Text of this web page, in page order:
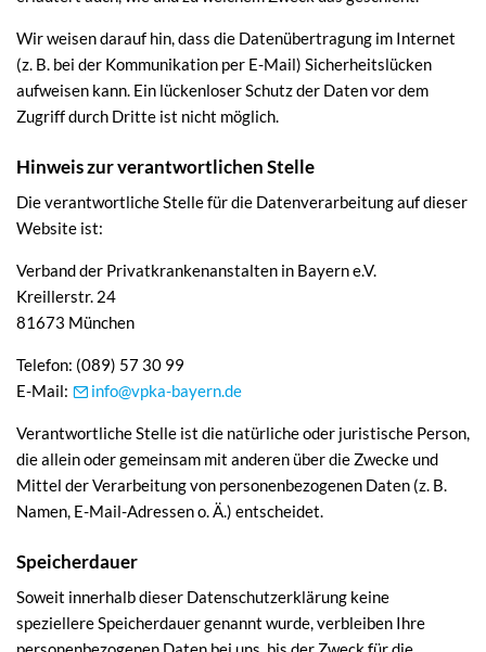
Wir weisen darauf hin, dass die Datenübertragung im Internet
(z. B. bei der Kommunikation per E-Mail) Sicherheitslücken
aufweisen kann. Ein lückenloser Schutz der Daten vor dem
Zugriff durch Dritte ist nicht möglich.
Hinweis zur verantwortlichen Stelle
Die verantwortliche Stelle für die Datenverarbeitung auf dieser
Website ist:
Verband der Privatkrankenanstalten in Bayern e.V.
Kreillerstr. 24
81673 München
Telefon: (089) 57 30 99
E-Mail:
info@vpka-bayern.de
Verantwortliche Stelle ist die natürliche oder juristische Person,
die allein oder gemeinsam mit anderen über die Zwecke und
Mittel der Verarbeitung von personenbezogenen Daten (z. B.
Namen, E-Mail-Adressen o. Ä.) entscheidet.
Speicherdauer
Soweit innerhalb dieser Datenschutzerklärung keine
speziellere Speicherdauer genannt wurde, verbleiben Ihre